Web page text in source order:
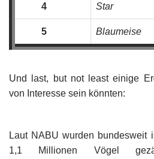
4 Star
5 Blaumeise
Und last, but not least einige
von Interesse sein könnten:
Laut NABU wurden bundesweit
1,1 Millionen Vögel